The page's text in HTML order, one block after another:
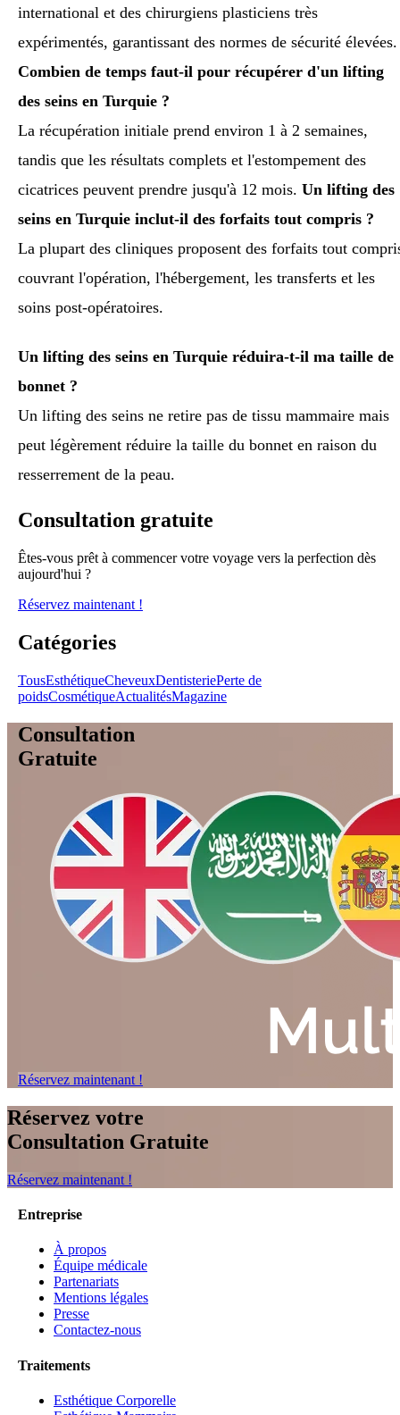
international et des chirurgiens plasticiens très
expérimentés, garantissant des normes de sécurité élevées.
Combien de temps faut-il pour récupérer d'un lifting
des seins en Turquie ?
La récupération initiale prend environ 1 à 2 semaines,
tandis que les résultats complets et l'estompement des
cicatrices peuvent prendre jusqu'à 12 mois. Un lifting des
seins en Turquie inclut-il des forfaits tout compris ?
La plupart des cliniques proposent des forfaits tout
couvrant l'opération, l'hébergement, les transferts et les
soins post-opératoires.
Un lifting des seins en Turquie réduira-t-il ma taille de
bonnet ?
Un lifting des seins ne retire pas de tissu mammaire mais
peut légèrement réduire la taille du bonnet en raison du
resserrement de la peau.
Consultation gratuite
Êtes-vous prêt à commencer votre voyage vers la perfection dès
aujourd'hui ?
Réservez maintenant !
Catégories
TousEsthétiqueCheveuxDentisteriePerte de
poidsCosmétiqueActualitésMagazine
Consultation
Gratuite
Réservez maintenant !
Réservez votre
Consultation Gratuite
Réservez maintenant !
Entreprise
À propos
Équipe médicale
Partenariats
Mentions légales
Presse
Contactez-nous
Traitements
Esthétique Corporelle